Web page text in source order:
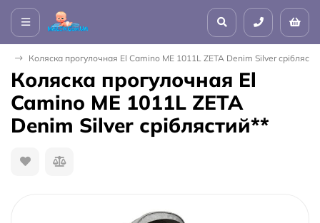
Коляска прогулочная El Camino ME 1011L ZETA Denim Silver
Коляска прогулочная El
Camino ME 1011L ZETA
Denim Silver сріблястий**